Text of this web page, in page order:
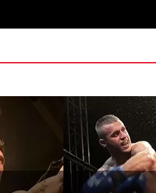
στο μεγαλύτερο και
τον 6ο παγκόσμιο
για το ONE Atomweight
Championship
shirts του Ιωάννη